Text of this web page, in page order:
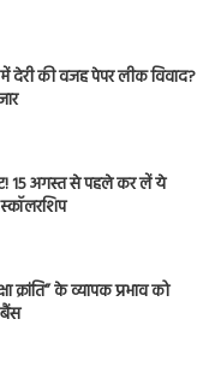
देरी की वजह पेपर लीक विवाद?
15 अगस्त से पहले कर लें ये
क्रांति” के व्यापक प्रभाव को
बैंस